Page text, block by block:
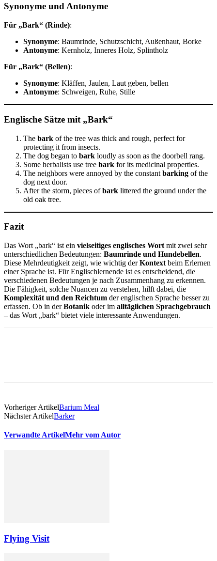
Synonyme und Antonyme
Für „Bark“ (Rinde):
Synonyme: Baumrinde, Schutzschicht, Außenhaut, Borke
Antonyme: Kernholz, Inneres Holz, Splintholz
Für „Bark“ (Bellen):
Synonyme: Kläffen, Jaulen, Laut geben, bellen
Antonyme: Schweigen, Ruhe, Stille
Englische Sätze mit „Bark“
The bark of the tree was thick and rough, perfect for
protecting it from insects.
The dog began to bark loudly as soon as the doorbell rang.
Some herbalists use tree bark for its medicinal properties.
The neighbors were annoyed by the constant barking of the
dog next door.
After the storm, pieces ofbark littered the ground under the
old oak tree.
Fazit
Das Wort „bark“ ist ein vielseitiges englisches Wort mit zwei sehr
unterschiedlichen Bedeutungen: Baumrinde und Hundebellen.
Diese Mehrdeutigkeit zeigt, wie wichtig derKontext beim Erlernen
einer Sprache ist. Für Englischlernende ist es entscheidend, die
verschiedenen Bedeutungen je nach Zusammenhang zu erkennen.
Die Fähigkeit, solche Nuancen zu verstehen, hilft dabei, die
Komplexität und den Reichtum der englischen Sprache besser zu
erfassen. Ob in derBotanik oder im alltäglichen Sprachgebrauch
– das Wort „bark“ bietet viele interessante Anwendungen.
Vorheriger ArtikelBarium Meal
Nächster ArtikelBarker
Verwandte ArtikelMehr vom Autor
Flying Visit